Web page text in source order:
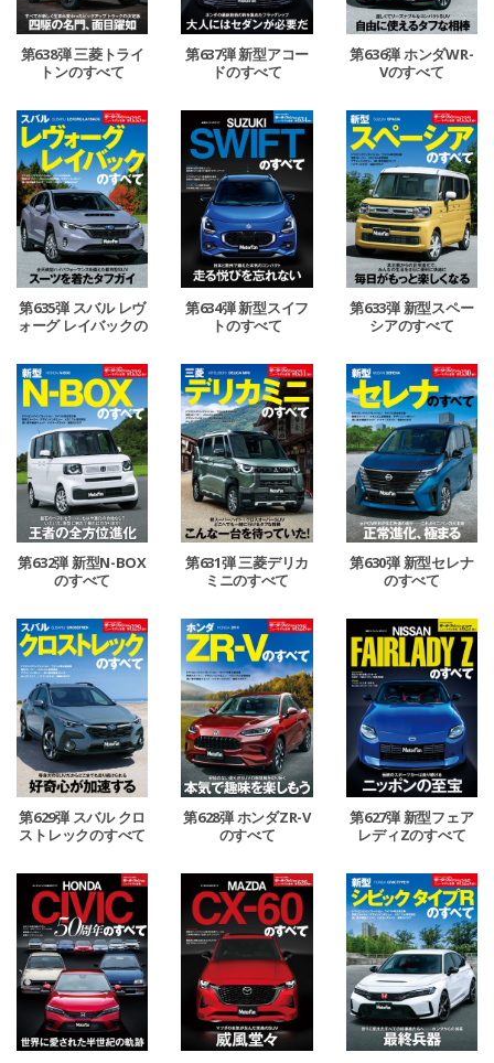
第638弾 三菱トライ
トンのすべて
第637弾 新型アコー
ドのすべて
第636弾 ホンダWR-
Vのすべて
第635弾 スバル レヴ
ォーグ レイバックの
第634弾 新型スイフ
トのすべて
第633弾 新型スペー
シアのすべて
第632弾 新型N-BOX
のすべて
第631弾 三菱デリカ
ミニのすべて
第630弾 新型セレナ
のすべて
第629弾 スバル クロ
ストレックのすべて
第628弾 ホンダZR-V
のすべて
第627弾 新型フェア
レディZのすべて